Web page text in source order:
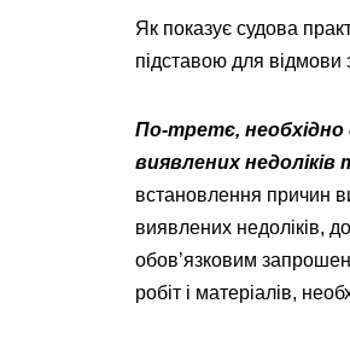
Як показує судова
підставою для відмови
По-третє,
виявлених недоліків
встановлення причин
виявлених недоліків,
обов’язковим
робіт і матеріалів,